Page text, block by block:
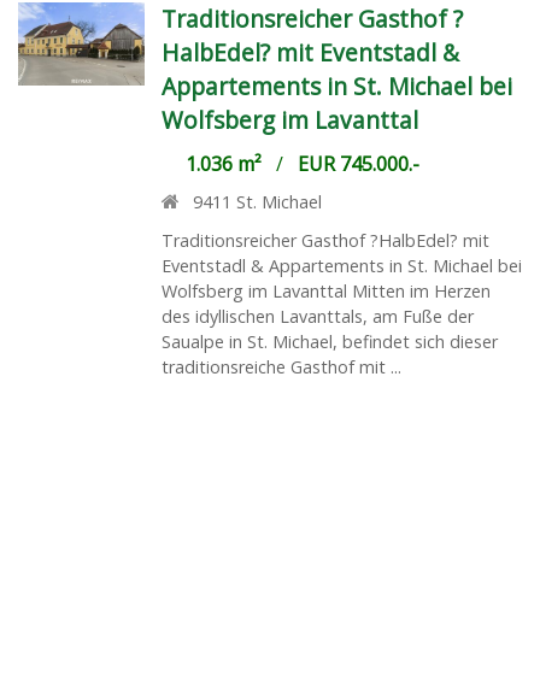
Traditionsreicher Gasthof ?
HalbEdel? mit Eventstadl &
Appartements in St. Michael bei
Wolfsberg im Lavanttal
1.036 m²/ EUR 745.000.-
9411 St. Michael
Traditionsreicher Gasthof ?HalbEdel? mit
Eventstadl & Appartements in St. Michael bei
Wolfsberg im Lavanttal Mitten im Herzen
des idyllischen Lavanttals, am Fuße der
Saualpe in St. Michael, befindet sich dieser
traditionsreiche Gasthof mit ...